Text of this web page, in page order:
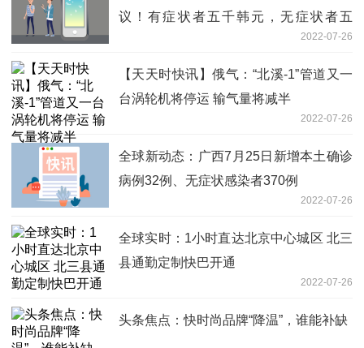
议！有症状者五千韩元，无症状者五
2022-07-26
【天天时快讯】俄气：“北溪-1”管道又一
台涡轮机将停运 输气量将减半
2022-07-26
全球新动态：广西7月25日新增本土确诊
病例32例、无症状感染者370例
2022-07-26
全球实时：1小时直达北京中心城区 北三
县通勤定制快巴开通
2022-07-26
头条焦点：快时尚品牌“降温”，谁能补缺